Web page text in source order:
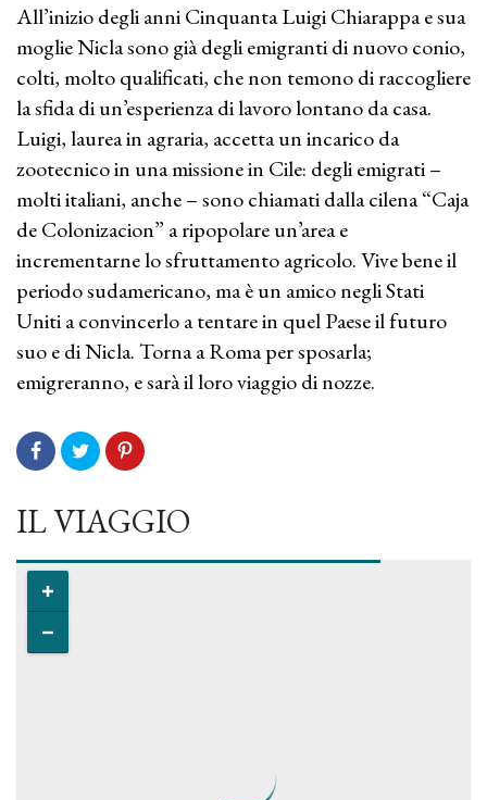
All’inizio degli anni Cinquanta Luigi Chiarappa e sua
moglie Nicla sono già degli emigranti di nuovo conio,
colti, molto qualificati, che non temono di raccogliere
la sfida di un’esperienza di lavoro lontano da casa.
Luigi, laurea in agraria, accetta un incarico da
zootecnico in una missione in Cile: degli emigrati –
molti italiani, anche – sono chiamati dalla cilena “Caja
de Colonizacion” a ripopolare un’area e
incrementarne lo sfruttamento agricolo. Vive bene il
periodo sudamericano, ma è un amico negli Stati
Uniti a convincerlo a tentare in quel Paese il futuro
suo e di Nicla. Torna a Roma per sposarla;
emigreranno, e sarà il loro viaggio di nozze.
IL VIAGGIO